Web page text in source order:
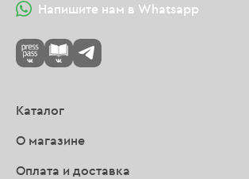
Напишите нам в Whatsapp
Каталог
О магазине
Оплата и доставка